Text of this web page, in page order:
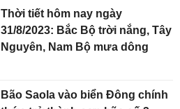
Thời tiết hôm nay ngày
31/8/2023: Bắc Bộ trời nắng, Tây
Nguyên, Nam Bộ mưa dông
Bão Saola vào biển Đông chính